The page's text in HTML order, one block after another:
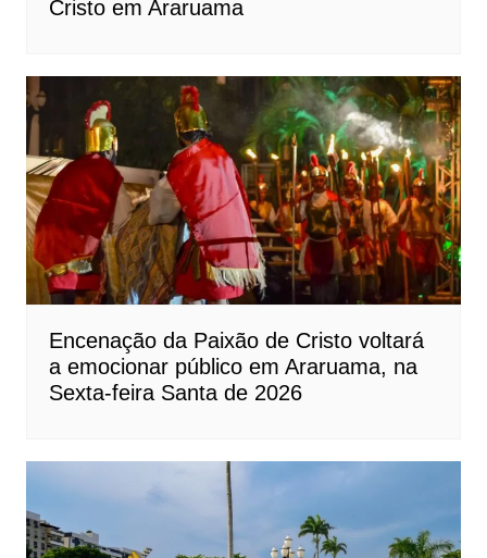
Cristo em Araruama
Encenação da Paixão de Cristo voltará
a emocionar público em Araruama, na
Sexta-feira Santa de 2026